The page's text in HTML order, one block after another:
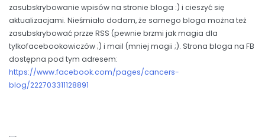
zasubskrybowanie wpisów na stronie bloga :) i cieszyć się
aktualizacjami. Nieśmiało dodam, że samego bloga można też
zasubskrybować przze RSS (pewnie brzmi jak magia dla
tylkofacebookowiczów ;) i mail (mniej magii ;). Strona bloga na FB
dostępna pod tym adresem:
https://www.facebook.com/pages/cancers-
blog/222703311128891